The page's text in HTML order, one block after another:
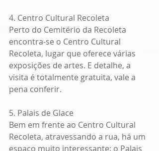
4. Centro Cultural Recoleta
Perto do Cemitério da Recoleta
encontra-se o Centro Cultural
Recoleta, lugar que oferece várias
exposições de artes. E detalhe, a
visita é totalmente gratuita, vale a
pena conferir.
5. Palais de Glace
Bem em frente ao Centro Cultural
Recoleta, atravessando a rua, há um
espaço muito interessante: o Palais